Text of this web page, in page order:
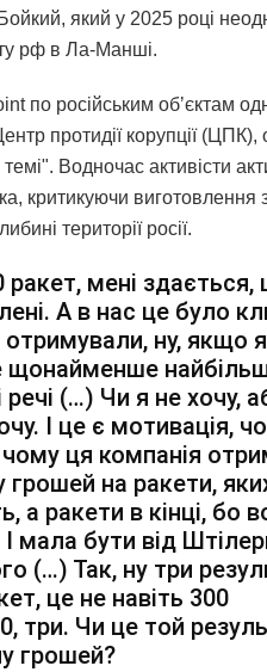
який у 2025 році
рф в Ла-Манші.
по російським обʼєктам
протидії корупції (ЦПК),
Водночас активісти
критикуючи виготовлення
території росії.
мені
А в нас це було
ну, якщо
щонайменше
(…) Чи я не хочу,
І це є мотивація,
ця компанія
на ракети,
а ракети в кінці, бо
І мала бути від
(…) Так, ну три
це не навіть 300
три. Чи це той
грошей?